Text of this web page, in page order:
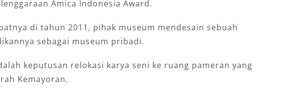
Amica Indonesia Award.
di tahun 2011, pihak museum mendesain sebuah
sebagai museum pribadi.
keputusan relokasi karya seni ke ruang pameran yang
Kemayoran.